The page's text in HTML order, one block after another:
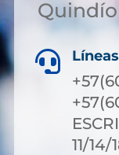
Quindío

11/